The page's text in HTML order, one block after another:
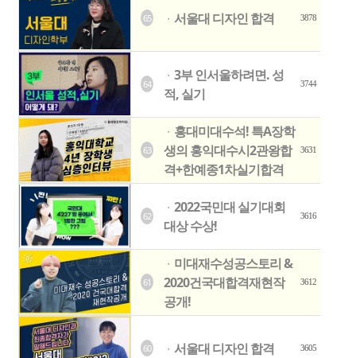
65 ㆍ 서울대 디자인 합격 3878
64
ㆍ 3부 인서울하려면. 성
적, 실기
3744
63
ㆍ 홍대미대수석! 특A장학
생의 홍익대수시2관왕합
격+한예종1차실기합격
3631
62
ㆍ 2022국민대 실기대회
대상 수상!
3616
61
ㆍ 미대재수성공스토리 &
2020건국대합격재현작
공개!
3612
60 ㆍ 서울대 디자인 합격 3605